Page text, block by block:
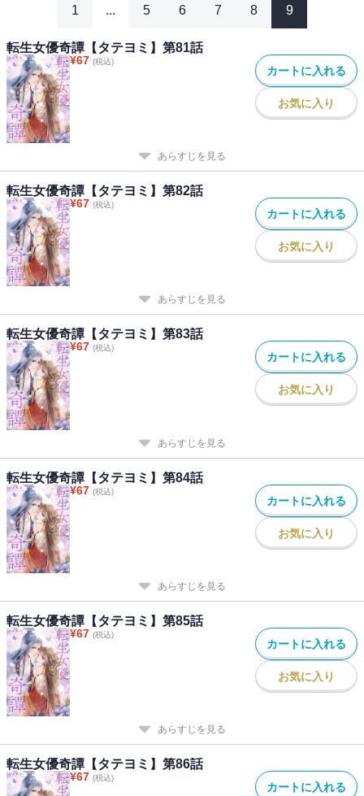
1 ... 5 6 7 8 9
転生女優奇譚【タテヨミ】第81話
¥67 (税込)
カートに入れる
お気に入り
あらすじを見る
転生女優奇譚【タテヨミ】第82話
¥67 (税込)
カートに入れる
お気に入り
あらすじを見る
転生女優奇譚【タテヨミ】第83話
¥67 (税込)
カートに入れる
お気に入り
あらすじを見る
転生女優奇譚【タテヨミ】第84話
¥67 (税込)
カートに入れる
お気に入り
あらすじを見る
転生女優奇譚【タテヨミ】第85話
¥67 (税込)
カートに入れる
お気に入り
あらすじを見る
転生女優奇譚【タテヨミ】第86話
¥67 (税込)
カートに入れる